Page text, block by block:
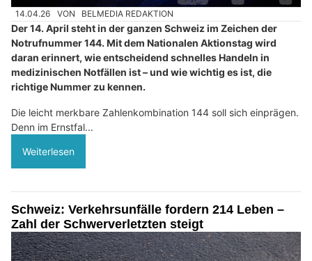
14.04.26 VON BELMEDIA REDAKTION
Der 14. April steht in der ganzen Schweiz im Zeichen der
Notrufnummer 144. Mit dem Nationalen Aktionstag wird
daran erinnert, wie entscheidend schnelles Handeln in
medizinischen Notfällen ist – und wie wichtig es ist, die
richtige Nummer zu kennen.
Die leicht merkbare Zahlenkombination 144 soll sich einprägen.
Denn im Ernstfal...
Weiterlesen
Schweiz: Verkehrsunfälle fordern 214 Leben –
Zahl der Schwerverletzten steigt